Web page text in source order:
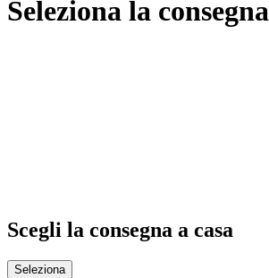
Seleziona la consegna
Scegli la consegna a casa
Seleziona